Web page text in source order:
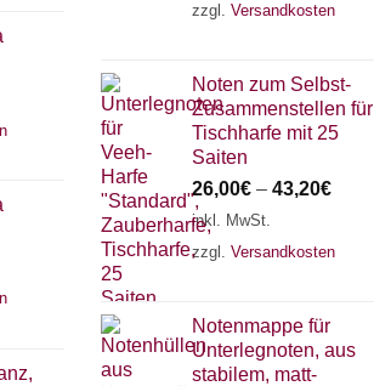
zzgl. Versandkosten
Noten zum Selbst-
Zusammenstellen für
Tischharfe mit 25
Saiten
26,00€ – 43,20€
inkl. MwSt.
zzgl. Versandkosten
Notenmappe für
Unterlegnoten, aus
stabilem, matt-